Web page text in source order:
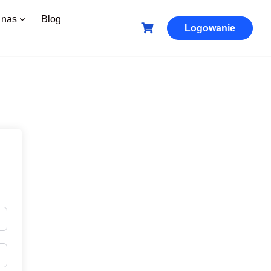
Blog
Logowanie